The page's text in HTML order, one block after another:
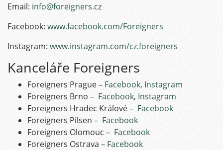
Email: info@foreigners.cz
Facebook: www.facebook.com/Foreigners
Instagram: www.instagram.com/cz.foreigners
Kanceláře Foreigners
Foreigners Prague – Facebook, Instagram
Foreigners Brno – Facebook, Instagram
Foreigners Hradec Králové – Facebook
Foreigners Pilsen – Facebook
Foreigners Olomouc – Facebook
Foreigners Ostrava – Facebook